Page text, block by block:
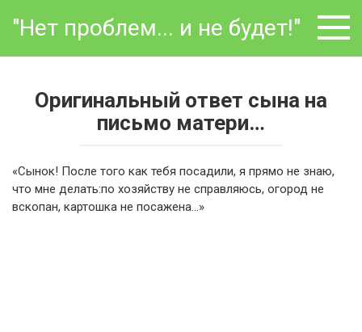
"Нет проблем... и не будет!"
Оригинальный ответ сына на
письмо матери…
«Сынок! После того как тебя посадили, я прямо не знаю,
что мне делать:по хозяйству не справляюсь, огород не
вскопан, картошка не посажена…»